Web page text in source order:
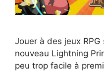
Jouer à des jeux
nouveau Lightning
peu trop facile à